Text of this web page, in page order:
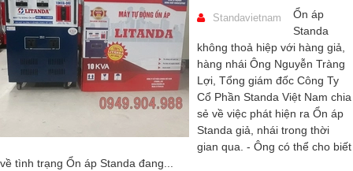
Standavietnam
Ổn áp
Standa
không thoả hiệp với hàng giả,
hàng nhái Ông Nguyễn Tràng
Lợi, Tổng giám đốc Công Ty
Cổ Phần Standa Việt Nam chia
sẻ về việc phát hiện ra Ổn áp
Standa giả, nhái trong thời
gian qua. - Ông có thể cho biết
về tình trạng Ổn áp Standa đang...